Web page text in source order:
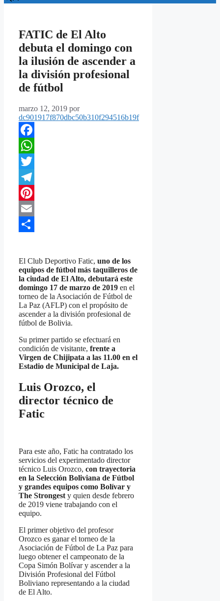
FATIC de El Alto
debuta el domingo con
la ilusión de ascender a
la división profesional
de fútbol
marzo 12, 2019 por
dc901917f870dbc50b310f294516b19f
Facebook
WhatsApp
Twitter
Telegram
Pinterest
Email
El Club Deportivo Fatic, uno de los
equipos de fútbol más taquilleros de
la ciudad de El Alto, debutará este
domingo 17 de marzo de 2019 en el
torneo de la Asociación de Fútbol de
La Paz (AFLP) con el propósito de
ascender a la división profesional de
fútbol de Bolivia.
Su primer partido se efectuará en
condición de visitante, frente a
Virgen de Chijipata a las 11.00 en el
Estadio de Municipal de Laja.
Luis Orozco, el
director técnico de
Fatic
Para este año, Fatic ha contratado los
servicios del experimentado director
técnico Luis Orozco, con trayectoria
en la Selección Boliviana de Fútbol
y grandes equipos como Bolívar y
The Strongest y quien desde febrero
de 2019 viene trabajando con el
equipo.
El primer objetivo del profesor
Orozco es ganar el torneo de la
Asociación de Fútbol de La Paz para
luego obtener el campeonato de la
Copa Simón Bolívar y ascender a la
División Profesional del Fútbol
Boliviano representando a la ciudad
de El Alto.